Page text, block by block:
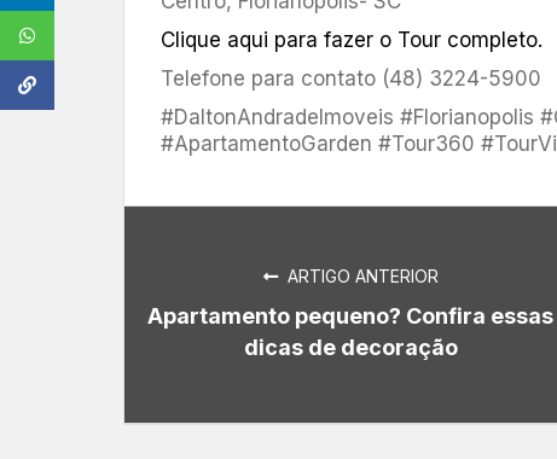
Clique aqui para fazer o Tour completo.
Telefone para contato (48) 3224-5900
#DaltonAndradeImoveis #Florianopolis
#ApartamentoGarden #Tour360
ARTIGO ANTERIOR
Apartamento pequeno? Confira essas
dicas de decoração